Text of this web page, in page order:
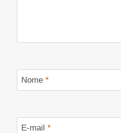
Nome *
E-mail *